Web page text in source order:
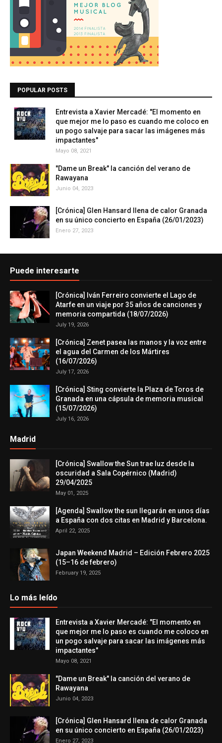
POPULAR POSTS
Entrevista a Xavier Mercadé: "El momento en
que mejor me lo paso es cuando me coloco en
un pogo salvaje para sacar las imágenes más
impactantes"
Mayo 08, 2021
"Dame un Break" la canción del verano de
Rawayana
Junio 04, 2023
[Crónica] Glen Hansard llena de calor Granada
en su único concierto en España (26/01/2023)
Enero 27, 2023
Puede interesarte
[Crónica] Iván Ferreiro convierte el Lago de
Atarfe en un viaje por 35 años de canciones y
memoria compartida (18/07/2026)
July 19, 2026
[Crónica] Zenet pasea las manos y la voz entre
el agua del Carmen de los Mártires
(16/07/2026)
July 17, 2026
[Crónica] Sting convierte la Plaza de Toros de
Granada en una cápsula de memoria musical
(15/07/2026)
July 16, 2026
Madrid
[Crónica] Swallow the Sun trae luz desde la
oscuridad a Sala Copérnico (Madrid)
29/04/2025
May 01, 2025
[Agenda] Swallow the sun llegarán en unos días
a España con dos citas en Madrid y Barcelona.
April 22, 2025
Japan Weekend Madrid – Edición Febrero 2025
(15–16 de febrero)
February 19, 2025
Lo más leído
Entrevista a Xavier Mercadé: "El momento en
que mejor me lo paso es cuando me coloco en
un pogo salvaje para sacar las imágenes más
impactantes"
Mayo 08, 2021
"Dame un Break" la canción del verano de
Rawayana
Junio 04, 2023
[Crónica] Glen Hansard llena de calor Granada
en su único concierto en España (26/01/2023)
Enero 27, 2023